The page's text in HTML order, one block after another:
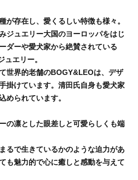
が存在し、愛くるしい特徴も様々。
ジュエリー大国のヨーロッパをはじ
ダーや愛犬家から絶賛されている
エリー。
世界的老舗のBOGY&LEOは、デザ
掛けています。清田氏自身も愛犬家
められています。
の凛とした眼差しと可愛らしくも端
るで生きているかのような迫力があ
も魅力的で心に癒しと感動を与えて